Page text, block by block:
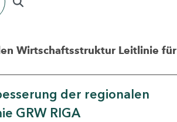
Wirtschaftsstruktur Leitlinie für
der regionalen
GRW RIGA